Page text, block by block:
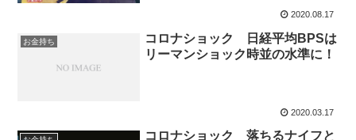
2020.08.17
お金持ち
コロナショック 日経平均BPSは
リーマンショック時並の水準に！
2020.03.17
コロナショック 落ちるナイフと